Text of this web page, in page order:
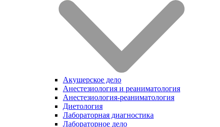
Акушерское дело
Анестезиология и реаниматология
Анестезиология-реаниматология
Диетология
Лабораторная диагностика
Лабораторное дело